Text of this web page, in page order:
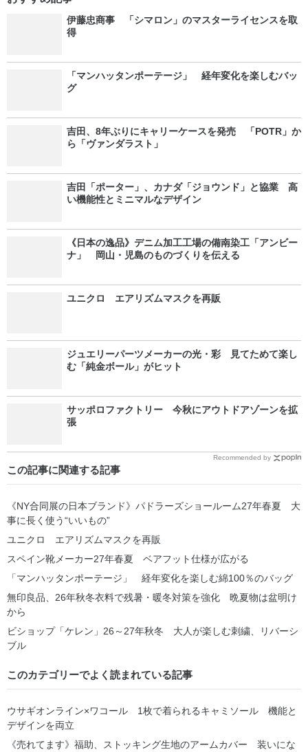
伊藤忠商事 「シマロン」のマスターライセンスを取
得
「マンハッタンポーテージ」 経年変化を楽しむバッ
グ
吉田、8年ぶりにキャリーケースを発売 「POTR」か
ら「ヴァンダラスト」
吉田「ポーター」、カナダ「ジョウンド」と協業 高
い機能性とミニマルなデザイン
《日本の逸品》デニム加工工場の備南染工「アンビー
ナ」 岡山・児島のものづくりを伝える
ユニクロ エアリズムマスクを再販
ジュエリーパーツメーカーの光・彩 見てためて楽し
む「純金ボール」がヒット
サッポロファクトリー 今秋にアウトドアゾーンを拡
張
Recommended by
この記事に関連する記事
《NY合同展の日本ブランド》パドラーズショールーム27年春夏 大
事に長く使う“いいもの”
ユニクロ エアリズムマスクを再販
スペイン靴メーカー27年春夏 ベアフット仕様が広がる
「マンハッタンポーテージ」 経年変化を楽しむ綿100％のバッグ
無印良品、26年秋冬衣料で残暑・暖冬対策を強化 晩夏物は盆明け
から
ビショップ「ケレン」26～27年秋冬 大人が楽しむ刺繍、リバーシ
ブル
このカテゴリーでよく読まれている記事
ウサギオンライン×ワコール 1枚で着られるキャミソール 機能と
デザインを両立
《売れてます》福助、ストッキング生地のアームカバー 装いにな